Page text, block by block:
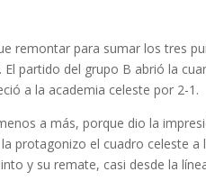
remontar para sumar los tres
El partido del grupo B abrió la
a la academia celeste por 2-1.
a más, porque dio la
protagonizo el cuadro celeste
y su remate, casi desde la